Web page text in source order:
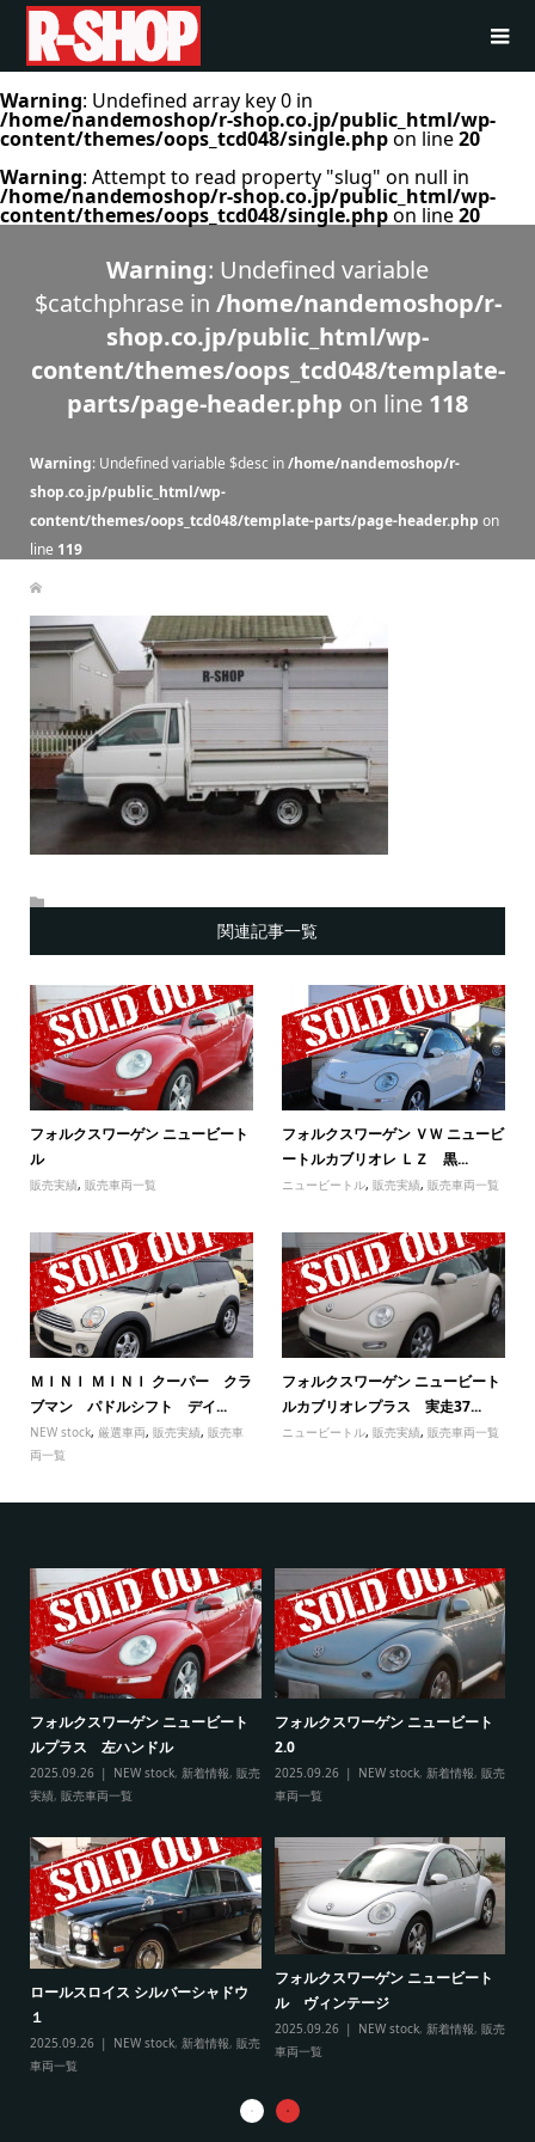
Warning: Undefined array key 0 in
/home/nandemoshop/r-shop.co.jp/public_html/wp-
content/themes/oops_tcd048/single.phpon line20
Warning: Attempt to read property "slug" on null in
/home/nandemoshop/r-shop.co.jp/public_html/wp-
content/themes/oops_tcd048/single.phpon line20
Warning: Undefined variable
$catchphrase in /home/nandemoshop/r-
shop.co.jp/public_html/wp-
content/themes/oops_tcd048/template-
parts/page-header.php on line 118
Warning: Undefined variable $desc in/home/nandemoshop/r-
shop.co.jp/public_html/wp-
content/themes/oops_tcd048/template-parts/page-header.php on
line 119
関連記事一覧
フォルクスワーゲン ニュービート
ル
販売実績, 販売車両一覧
フォルクスワーゲン ＶＷ ニュービ
ートルカブリオレ ＬＺ 黒...
ニュービートル,販売実績,販売車両一覧
ＭＩＮＩ ＭＩＮＩ クーパー クラ
ブマン パドルシフト デイ...
NEW stock, 厳選車両, 販売実績, 販売車
両一覧
フォルクスワーゲン ニュービート
ルカブリオレプラス 実走37...
ニュービートル,販売実績,販売車両一覧
フォルクスワーゲン ニュービート
ルプラス 左ハンドル
2025.09.26 NEW stock, 新着情報, 販売
実績, 販売車両一覧
フォルクスワーゲン ニュービート
2.0
2025.09.26 NEW stock, 新着情報, 販売
車両一覧
ロールスロイス シルバーシャドウ
１
2025.09.26 NEW stock, 新着情報, 販売
車両一覧
フォルクスワーゲン ニュービート
ル ヴィンテージ
2025.09.26 NEW stock, 新着情報, 販売
車両一覧